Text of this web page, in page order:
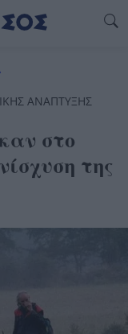
ΑΝΑΠΤΥΞΗΣ
στο
της